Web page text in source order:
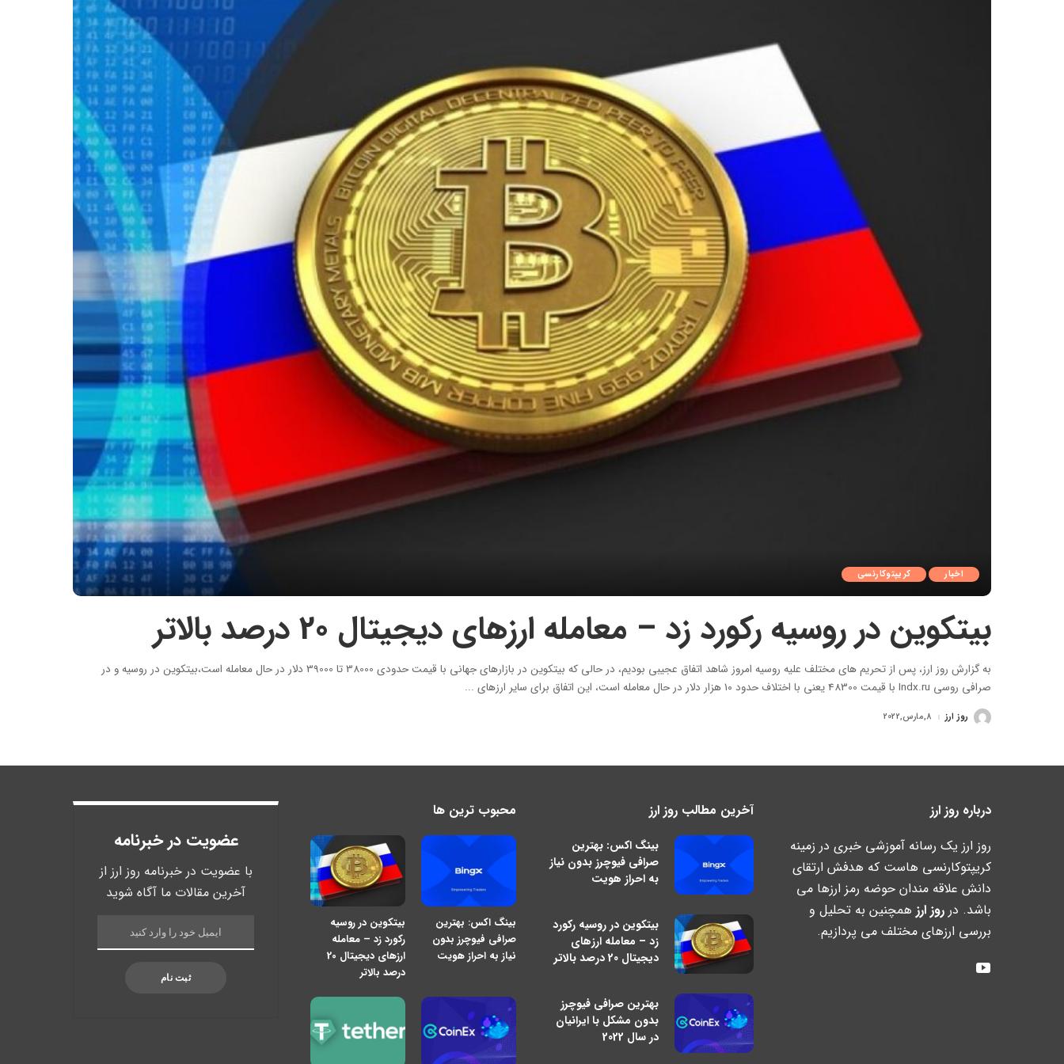
اخبار کریپتوکارنسی
بیتکوین در روسیه رکورد زد – معامله ارزهای دیجیتال 20 درصد بالاتر
به گزارش روز ارز، پس از تحریم های مختلف علیه روسیه امروز شاهد اتفاق عجیبی بودیم، در حالی که بیتکوین در بازارهای جهانی با قیمت حدودی 38000 تا 39000 دلار در حال معامله است،بیتکوین در روسیه و در
صرافی روسی Indx.ru با قیمت 48300 یعنی با اختلاف حدود ۱۰ هزار دلار در حال معامله است، این اتفاق برای سایر ارزهای
...
ارسال روز ارز 8,مارس,2022
درباره روز ارز
روز ارز یک رسانه آموزشی خبری در زمینه
کریپتوکارنسی هاست که هدفش ارتقای
دانش علاقه مندان حوضه رمز ارزها می
باشد. در روز ارز همچنین به تحلیل و
بررسی ارزهای مختلف می پردازیم.
آخرین مطالب روز ارز
بینگ اکس: بهترین
صرافی فیوچرز بدون نیاز
به احراز هویت
بیتکوین در روسیه رکورد
زد – معامله ارزهای
دیجیتال 20 درصد بالاتر
بهترین صرافی فیوچرز
بدون مشکل با ایرانیان
در سال 2022
محبوب ترین ها
بینگ اکس: بهترین
صرافی فیوچرز بدون
نیاز به احراز هویت
بیتکوین در روسیه
رکورد زد – معامله
ارزهای دیجیتال 20
درصد بالاتر
عضویت در خبرنامه
با عضویت در خبرنامه روز ارز از
آخرین مقالات ما آگاه شوید
ثبت نام